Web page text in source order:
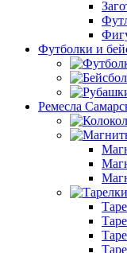
Футболки и
Ремесла